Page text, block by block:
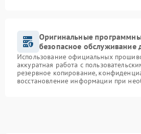
Оригинальные
безопасное обслуживание
Использование официальных
аккуратная работа с
резервное копирование,
восстановление информации при